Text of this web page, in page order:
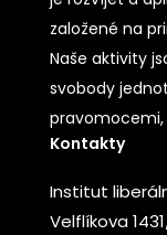
založené na
Naše aktivity
svobody
Kontakty
Institut
Velflíkova